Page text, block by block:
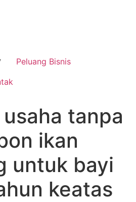
Peluang Bisnis
tanpa
ikan
untuk bayi
keatas